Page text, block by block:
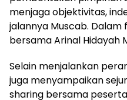
menjaga objektivitas,
jalannya Muscab. Dalam
bersama Arinal Hidayah
Selain menjalankan
juga menyampaikan
sharing bersama